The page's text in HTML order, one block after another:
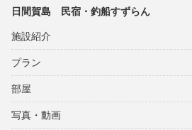
日間賀島 民宿・釣船すずらん
施設紹介
プラン
部屋
写真・動画